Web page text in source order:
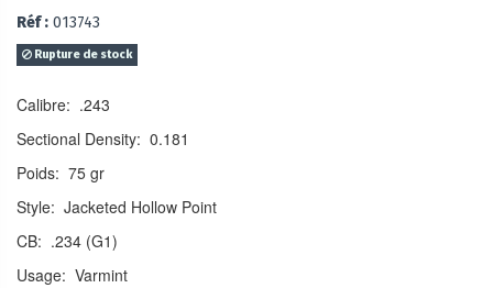
Réf : 013743
Rupture de stock
Calibre: .243
Sectional Density: 0.181
Poids: 75 gr
Style: Jacketed Hollow Point
CB: .234 (G1)
Usage: Varmint